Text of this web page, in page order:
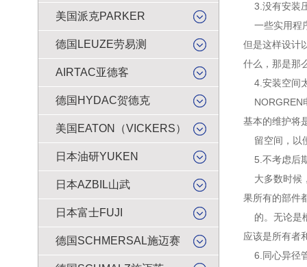
美国派克PARKER
德国LEUZE劳易测
AIRTAC亚德客
德国HYDAC贺德克
美国EATON（VICKERS）
日本油研YUKEN
日本AZBIL山武
日本富士FUJI
德国SCHMERSAL施迈赛
3.没有安装
一些实用程
但是这样设计
什么，那是那
4.安装空间
NORGREN
基本的维护将
留空间，以
5.不考虑后
大多数时候
果所有的部件
的。无论是
应该是所有者
6.同心异径